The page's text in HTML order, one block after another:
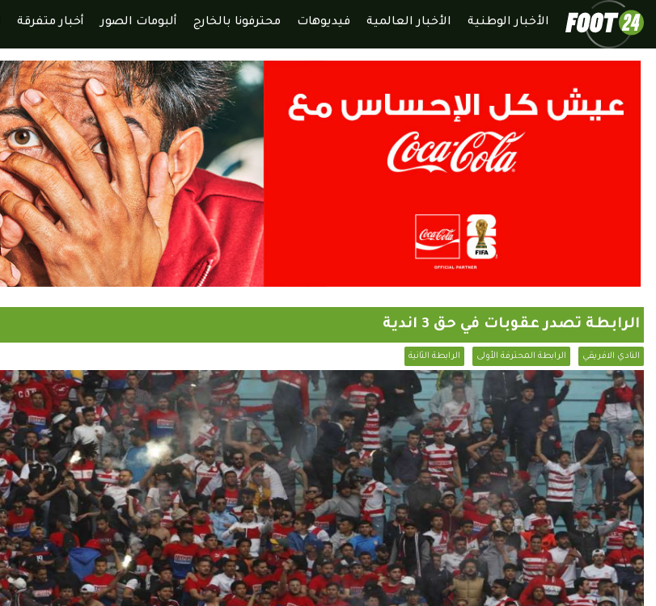
الأخبار الوطنية الأخبار العالمية فيديوهات محترفونا بالخارج ألبومات الصور أخبار متفرقة
الرابطة تصدر عقوبات في حق 3 اندية
النادي الافريقي الرابطة المحترفة الأولى الرابطة الثانية